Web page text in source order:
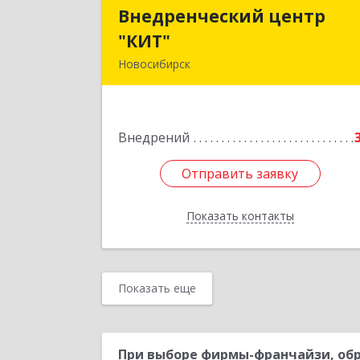
Внедренческий центр
"КИТ"
Новосибирск
Внедрений
Отправить заявку
Показать контакты
Внедренческий центр
Подробнее
Показать еще
При выборе фирмы-франчайзи,